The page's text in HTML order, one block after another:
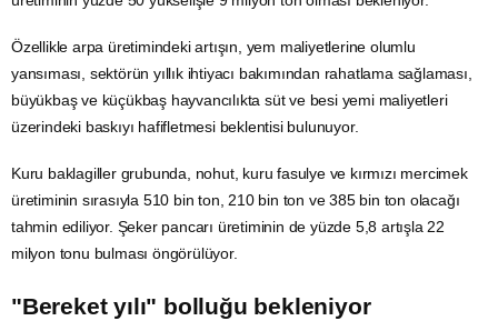
Özellikle arpa üretimindeki artışın, yem maliyetlerine olumlu
yansıması, sektörün yıllık ihtiyacı bakımından rahatlama sağlaması,
büyükbaş ve küçükbaş hayvancılıkta süt ve besi yemi maliyetleri
üzerindeki baskıyı hafifletmesi beklentisi bulunuyor.
Kuru baklagiller grubunda, nohut, kuru fasulye ve kırmızı mercimek
üretiminin sırasıyla 510 bin ton, 210 bin ton ve 385 bin ton olacağı
tahmin ediliyor. Şeker pancarı üretiminin de yüzde 5,8 artışla 22
milyon tonu bulması öngörülüyor.
"Bereket yılı" bolluğu bekleniyor